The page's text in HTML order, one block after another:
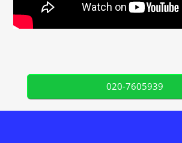
020-7605939